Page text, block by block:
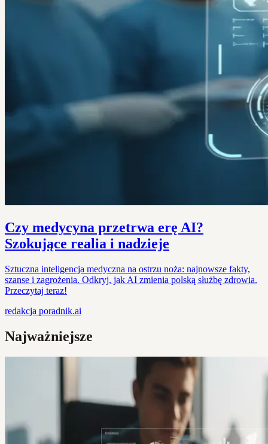
Czy medycyna przetrwa erę AI?
Szokujące realia i nadzieje
Sztuczna inteligencja medyczna na ostrzu noża: najnowsze fakty,
szanse i zagrożenia. Odkryj, jak AI zmienia polską służbę zdrowia.
Przeczytaj teraz!
redakcja poradnik.ai
Najważniejsze